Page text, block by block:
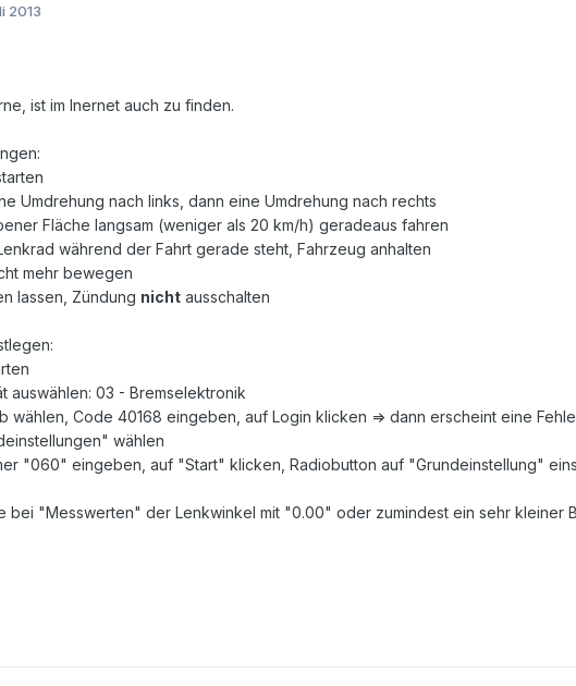
2013
ist im Inernet auch zu finden.
Umdrehung nach links, dann eine Umdrehung nach rechts
Fläche langsam (weniger als 20 km/h) geradeaus fahren
während der Fahrt gerade steht, Fahrzeug anhalten
mehr bewegen
lassen, Zündung nicht ausschalten
auswählen: 03 - Bremselektronik
wählen, Code 40168 eingeben, auf Login klicken => dann erscheint eine
wählen
"060" eingeben, auf "Start" klicken, Radiobutton auf "Grundeinstellung"
bei "Messwerten" der Lenkwinkel mit "0.00" oder zumindest ein sehr kleiner